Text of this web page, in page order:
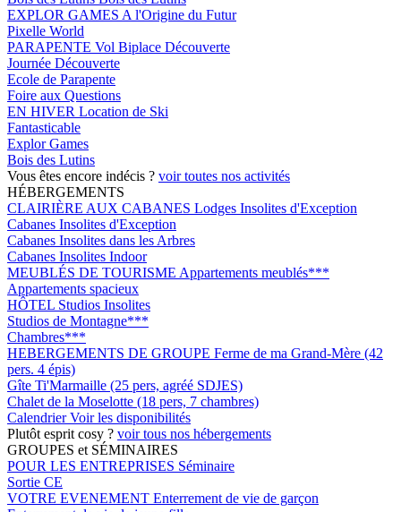
EXPLOR GAMES A l'Origine du Futur
Pixelle World
PARAPENTE Vol Biplace Découverte
Journée Découverte
Ecole de Parapente
Foire aux Questions
EN HIVER Location de Ski
Fantasticable
Explor Games
Bois des Lutins
Vous êtes encore indécis ? voir toutes nos activités
HÉBERGEMENTS
CLAIRIÈRE AUX CABANES Lodges Insolites d'Exception
Cabanes Insolites d'Exception
Cabanes Insolites dans les Arbres
Cabanes Insolites Indoor
MEUBLÉS DE TOURISME Appartements meublés***
Appartements spacieux
HÔTEL Studios Insolites
Studios de Montagne***
Chambres***
HEBERGEMENTS DE GROUPE Ferme de ma Grand-Mère (42
pers. 4 épis)
Gîte Ti'Marmaille (25 pers, agréé SDJES)
Chalet de la Moselotte (18 pers, 7 chambres)
CalendrierVoir les disponibilités
Plutôt esprit cosy ? voir tous nos hébergements
GROUPES et SÉMINAIRES
POUR LES ENTREPRISES Séminaire
Sortie CE
VOTRE EVENEMENT Enterrement de vie de garçon